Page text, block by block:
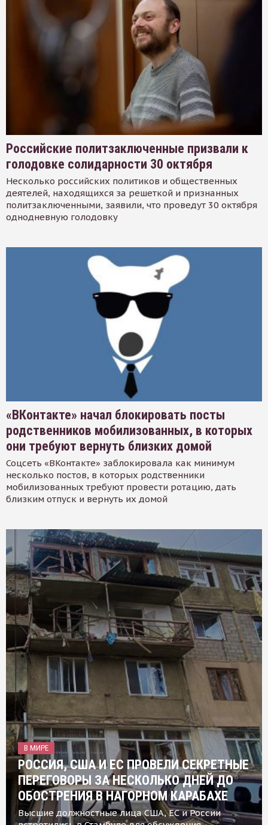
Российские политзаключенные призвали к
голодовке солидарности 30 октября
Несколько российских политиков и общественных
деятелей, находящихся за решеткой и признанных
политзаключенными, заявили, что проведут 30 октября
однодневную голодовку
«ВКонтакте» начал блокировать посты
родственников мобилизованных, в которых
они требуют вернуть близких домой
Соцсеть «ВКонтакте» заблокировала как минимум
несколько постов, в которых родственники
мобилизованных требуют провести ротацию, дать
близким отпуск и вернуть их домой
В МИРЕ
РОССИЯ, США И ЕС ПРОВЕЛИ СЕКРЕТНЫЕ
ПЕРЕГОВОРЫ ЗА НЕСКОЛЬКО ДНЕЙ ДО
ОБОСТРЕНИЯ В НАГОРНОМ КАРАБАХЕ
Высшие должностные лица США, ЕС и России